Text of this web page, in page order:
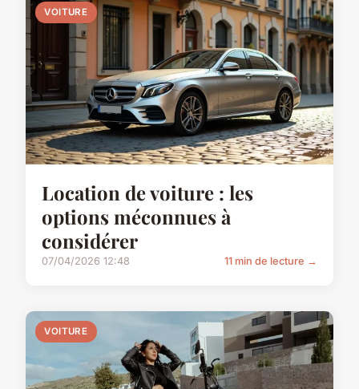
VOITURE
Location de voiture : les
options méconnues à
considérer
07/04/2026 12:48 11 min de lecture →
VOITURE